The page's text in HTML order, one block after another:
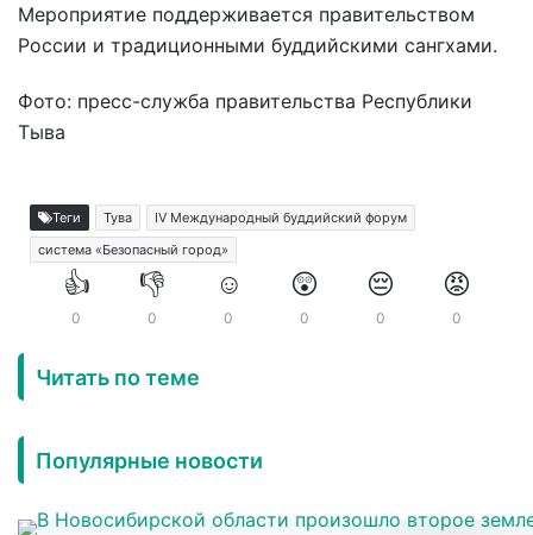
Мероприятие поддерживается правительством
России и традиционными буддийскими сангхами.
Фото: пресс-служба правительства Республики
Тыва
Теги Тува
IV Международный буддийский форум
система «Безопасный город»
👍
0
👎
0
☺️
0
😲
0
😔
0
😡
0
Читать по теме
Популярные новости